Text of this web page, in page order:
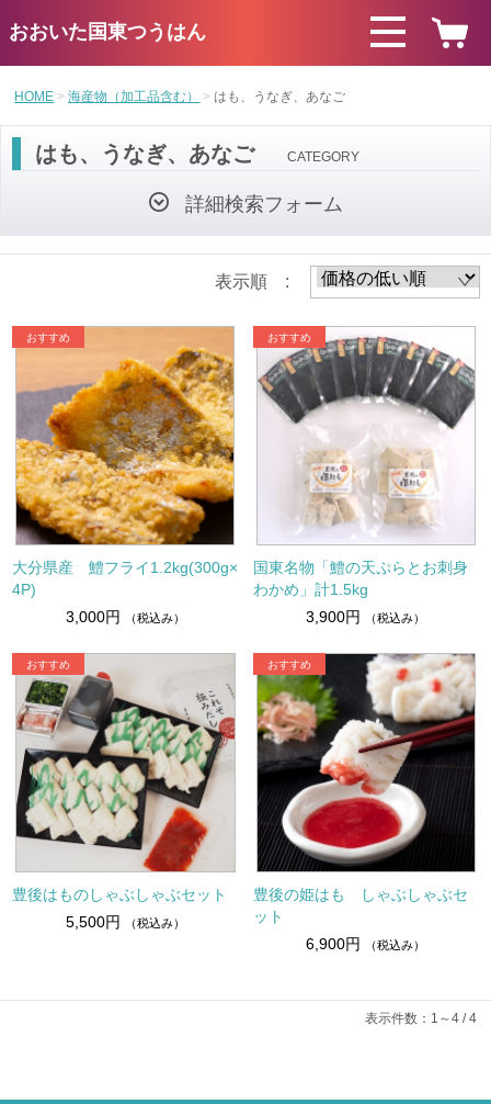
おおいた国東つうはん
HOME 海産物（加工品含む） はも、うなぎ、あなご
はも、うなぎ、あなご CATEGORY
詳細検索フォーム
表示順 :
大分県産 鱧フライ1.2kg(300g×
4P)
3,000円
（税込み）
国東名物「鱧の天ぷらとお刺身
わかめ」計1.5kg
3,900円
（税込み）
豊後はものしゃぶしゃぶセット
5,500円
（税込み）
豊後の姫はも しゃぶしゃぶセ
ット
6,900円
（税込み）
表示件数：1～4 / 4